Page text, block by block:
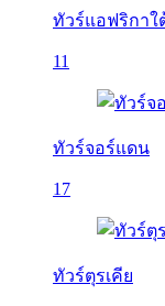
ทัวร์แอฟริกาใ
11
ทัวร์จอร์แดน
17
ทัวร์ตุรเคีย